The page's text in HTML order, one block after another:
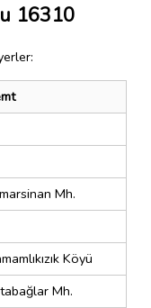
16310
Mh.
Köyü
Mh.